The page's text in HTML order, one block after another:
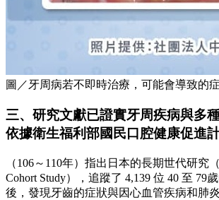
圖／牙周病若不即時治療，可能會導致的
三、研究文獻已證實牙周疾病與多
依據衛生福利部國民口腔健康促進
（106～110年）指出日本的長期世代研究
Cohort Study），追蹤了 4,139 位 40 至 79
後，發現牙齒的症狀與因心血管疾病和肺